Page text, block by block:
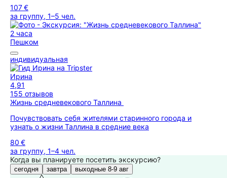
107 €
за группу, 1–5 чел.
2 часа
Пешком
индивидуальная
Ирина
4,91
155 отзывов
Жизнь средневекового Таллина
Почувствовать себя жителями старинного города и
узнать о жизни Таллина в средние века
80 €
за группу, 1–4 чел.
Когда вы планируете посетить экскурсию?
сегодня завтра выходные 8-9 авг